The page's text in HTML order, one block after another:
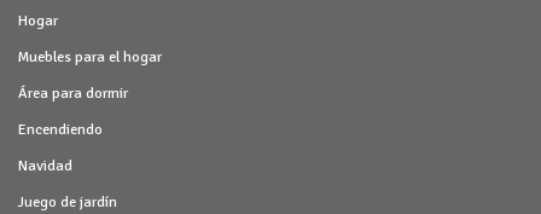
Hogar
Muebles para el hogar
Área para dormir
Encendiendo
Navidad
Juego de jardín